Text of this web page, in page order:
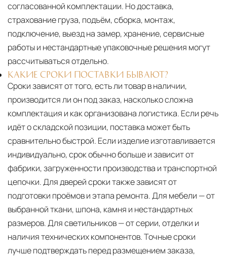
согласованной комплектации. Но доставка,
страхование груза, подъём, сборка, монтаж,
подключение, выезд на замер, хранение, сервисные
работы и нестандартные упаковочные решения могут
рассчитываться отдельно.
КАКИЕ СРОКИ ПОСТАВКИ БЫВАЮТ?
Сроки зависят от того, есть ли товар в наличии,
производится ли он под заказ, насколько сложна
комплектация и как организована логистика. Если речь
идёт о складской позиции, поставка может быть
сравнительно быстрой. Если изделие изготавливается
индивидуально, срок обычно больше и зависит от
фабрики, загруженности производства и транспортной
цепочки. Для дверей сроки также зависят от
подготовки проёмов и этапа ремонта. Для мебели — от
выбранной ткани, шпона, камня и нестандартных
размеров. Для светильников — от серии, отделки и
наличия технических компонентов. Точные сроки
лучше подтверждать перед размещением заказа,